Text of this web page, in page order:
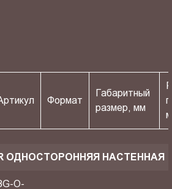
Формат
Габаритный
размер, мм
ОДНОСТОРОННЯЯ НАСТЕННАЯ
O-